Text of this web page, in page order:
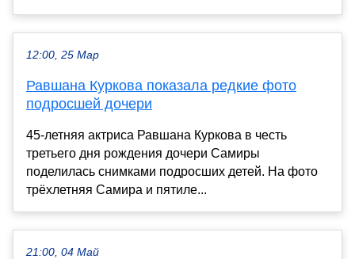
12:00, 25 Мар
Равшана Куркова показала редкие фото
подросшей дочери
45-летняя актриса Равшана Куркова в честь
третьего дня рождения дочери Самиры
поделилась снимками подросших детей. На фото
трёхлетняя Самира и пятиле...
21:00, 04 Май